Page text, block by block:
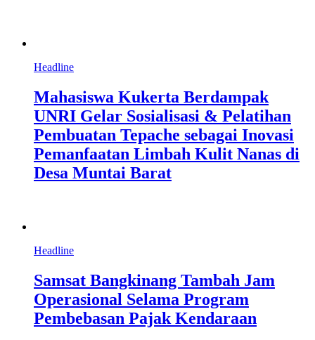
Headline
Mahasiswa Kukerta Berdampak
UNRI Gelar Sosialisasi & Pelatihan
Pembuatan Tepache sebagai Inovasi
Pemanfaatan Limbah Kulit Nanas di
Desa Muntai Barat
Headline
Samsat Bangkinang Tambah Jam
Operasional Selama Program
Pembebasan Pajak Kendaraan